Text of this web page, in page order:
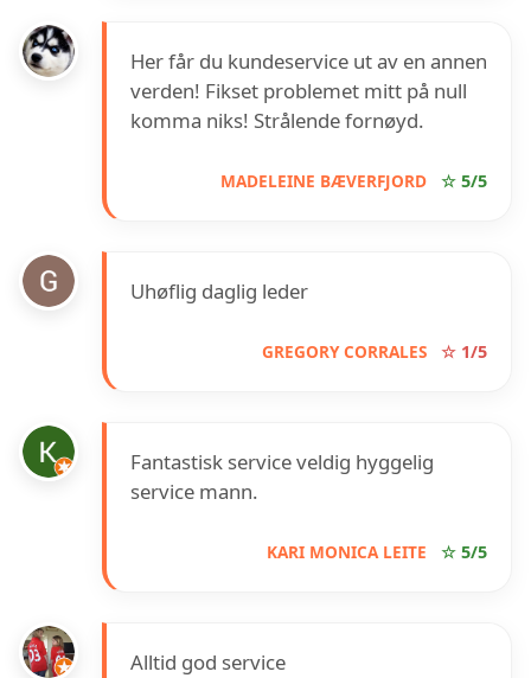
Her får du kundeservice ut av en annen
verden! Fikset problemet mitt på null
komma niks! Strålende fornøyd.
MADELEINE BÆVERFJORD ☆ 5/5
Uhøflig daglig leder
GREGORY CORRALES ☆ 1/5
Fantastisk service veldig hyggelig
service mann.
KARI MONICA LEITE ☆ 5/5
Alltid god service